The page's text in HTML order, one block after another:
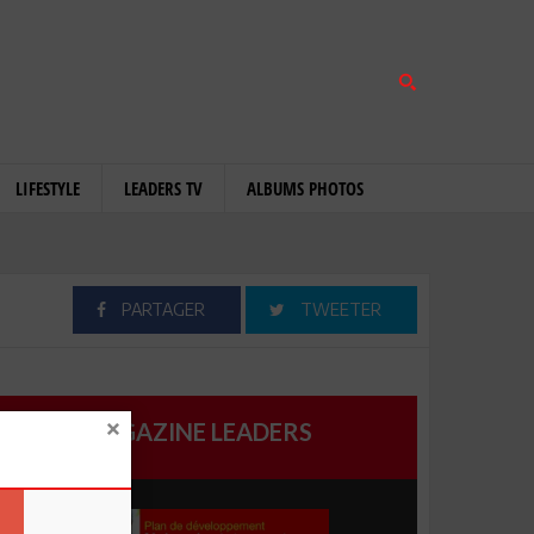
LIFESTYLE LEADERS TV ALBUMS PHOTOS
PARTAGER TWEETER
MAGAZINE LEADERS